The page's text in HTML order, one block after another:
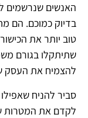
האנשים שנרשמים
בדיוק כמוכם. הם
טוב יותר את
שתיתקלו בגורם
להצמיח את העסק
סביר להניח
לקדם את המטרות